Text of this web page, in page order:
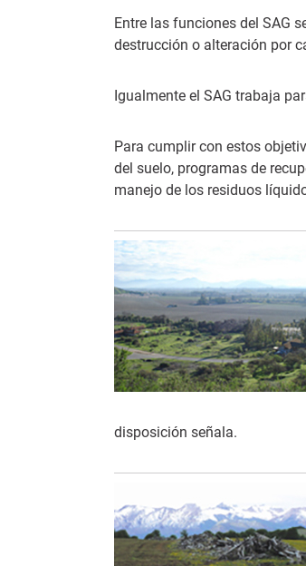
Entre las funciones del SAG
destrucción o alteración por
Igualmente el SAG trabaja
Para cumplir con estos
del suelo, programas de
manejo de los residuos
disposición señala.